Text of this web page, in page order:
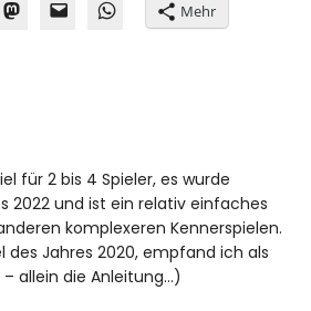
Mehr
für 2 bis 4 Spieler, es wurde
2022 und ist ein relativ einfaches
komplexeren Kennerspielen.
des Jahres 2020, empfand ich als
allein die Anleitung…)